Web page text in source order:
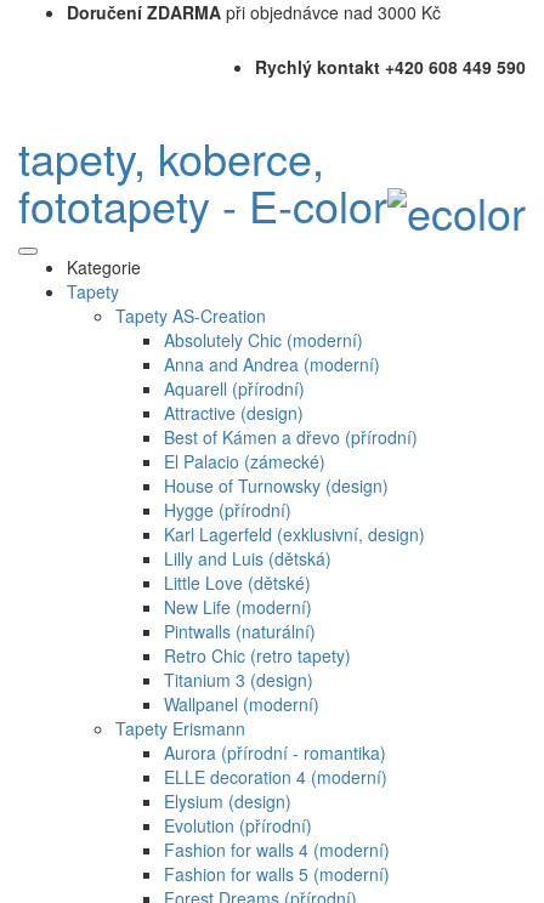
Doručení ZDARMA při objednávce nad 3000 Kč
Rychlý kontakt +420 608 449 590
tapety, koberce,
fototapety - E-color
Kategorie
Tapety
Tapety AS-Creation
Absolutely Chic (moderní)
Anna and Andrea (moderní)
Aquarell (přírodní)
Attractive (design)
Best of Kámen a dřevo (přírodní)
El Palacio (zámecké)
House of Turnowsky (design)
Hygge (přírodní)
Karl Lagerfeld (exklusivní, design)
Lilly and Luis (dětská)
Little Love (dětské)
New Life (moderní)
Pintwalls (naturální)
Retro Chic (retro tapety)
Titanium 3 (design)
Wallpanel (moderní)
Tapety Erismann
Aurora (přírodní - romantika)
ELLE decoration 4 (moderní)
Elysium (design)
Evolution (přírodní)
Fashion for walls 4 (moderní)
Fashion for walls 5 (moderní)